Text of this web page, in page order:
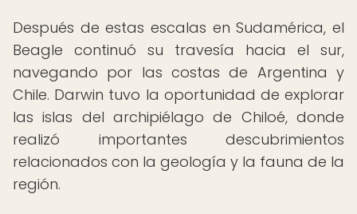
Después de estas escalas en Sudamérica, el
Beagle continuó su travesía hacia el sur,
navegando por las costas de Argentina y
Chile. Darwin tuvo la oportunidad de explorar
las islas del archipiélago de Chiloé, donde
realizó importantes descubrimientos
relacionados con la geología y la fauna de la
región.